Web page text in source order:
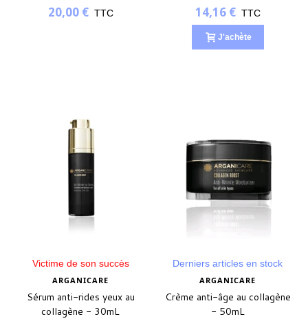
20,00 € TTC 14,16 € TTC
J'achète
Victime de son succès
ARGANICARE
Sérum anti-rides yeux au
collagène - 30mL
Derniers articles en stock
ARGANICARE
Crème anti-âge au collagène
- 50mL